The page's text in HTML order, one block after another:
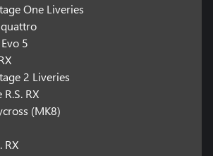
One Liveries
quattro
5
2 Liveries
RX
(MK8)
RX